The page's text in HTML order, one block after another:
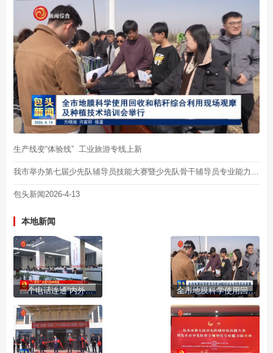
生产线变“体验线” 工业旅游专线上新
我市举办第七届少先队辅导员技能大赛暨少先队骨干辅导员专业能力提升班
包头新闻2026-4-13
本地新闻
一个电话连通“内外市场” 全市地膜科学使用回收和秸秆综合利用现场观摩及种植技术培训会举行